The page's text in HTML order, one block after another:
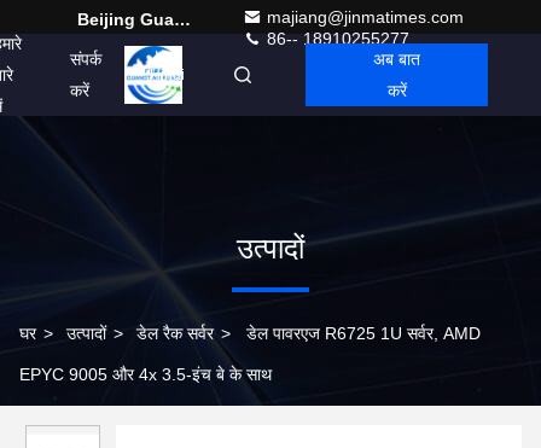
Beijing Guangtian Runze Technology Co., Ltd.
majiang@jinmatimes.com
86-- 18910255277
संपर्क
करें
Hindi
अब बात
करें
उत्पादों
घर > उत्पादों > डेल रैक सर्वर > डेल पावरएज R6725 1U सर्वर, AMD
EPYC 9005 और 4x 3.5-इंच बे के साथ